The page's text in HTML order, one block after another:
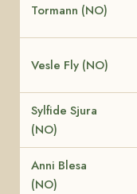
Tormann (NO)
Vesle Fly (NO)
Sylfide Sjura
(NO)
Anni Blesa
(NO)